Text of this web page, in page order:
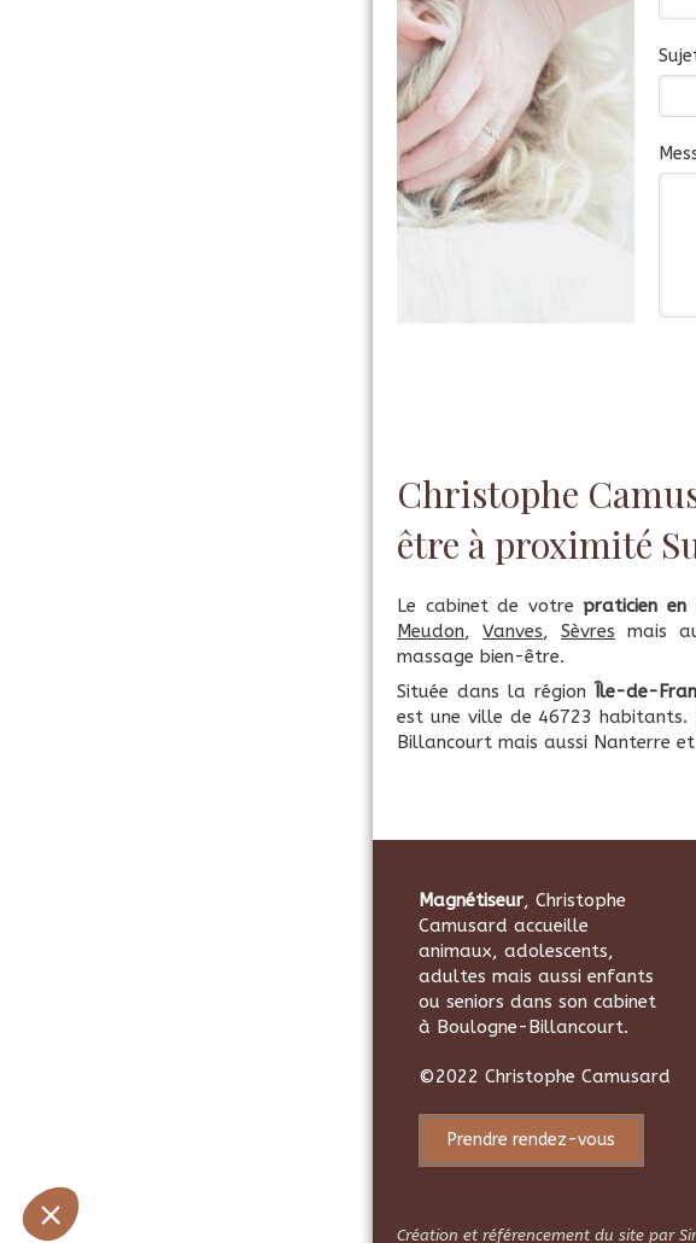
Christophe
être à proximité
Le cabinet de votre praticien en
Meudon,Vanves,Sèvres mais
massage bien-être.
Située dans la région Île-de-
est une ville de 46723
Billancourt mais aussi Nanterre et
Magnétiseur, Christophe
Camusard accueille
animaux, adolescents,
adultes mais aussi enfants
ou seniors dans son cabinet
à Boulogne-Billancourt.
©2022 Christophe Camusard
Prendre rendez-vous
Création et référencement du site par